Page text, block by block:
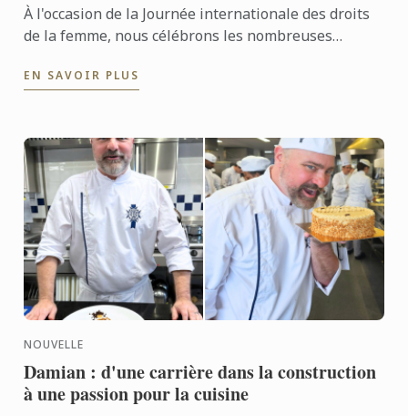
À l'occasion de la Journée internationale des droits
de la femme, nous célébrons les nombreuses
secteurs de la ...
EN SAVOIR PLUS
NOUVELLE
Damian : d'une carrière dans la construction
à une passion pour la cuisine